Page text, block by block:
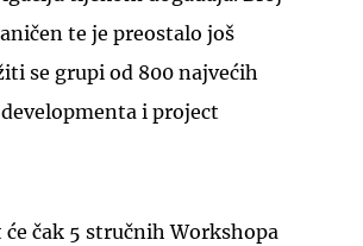
te je preostalo još
se grupi od 800 najvećih
i project
čak 5 stručnih Workshopa